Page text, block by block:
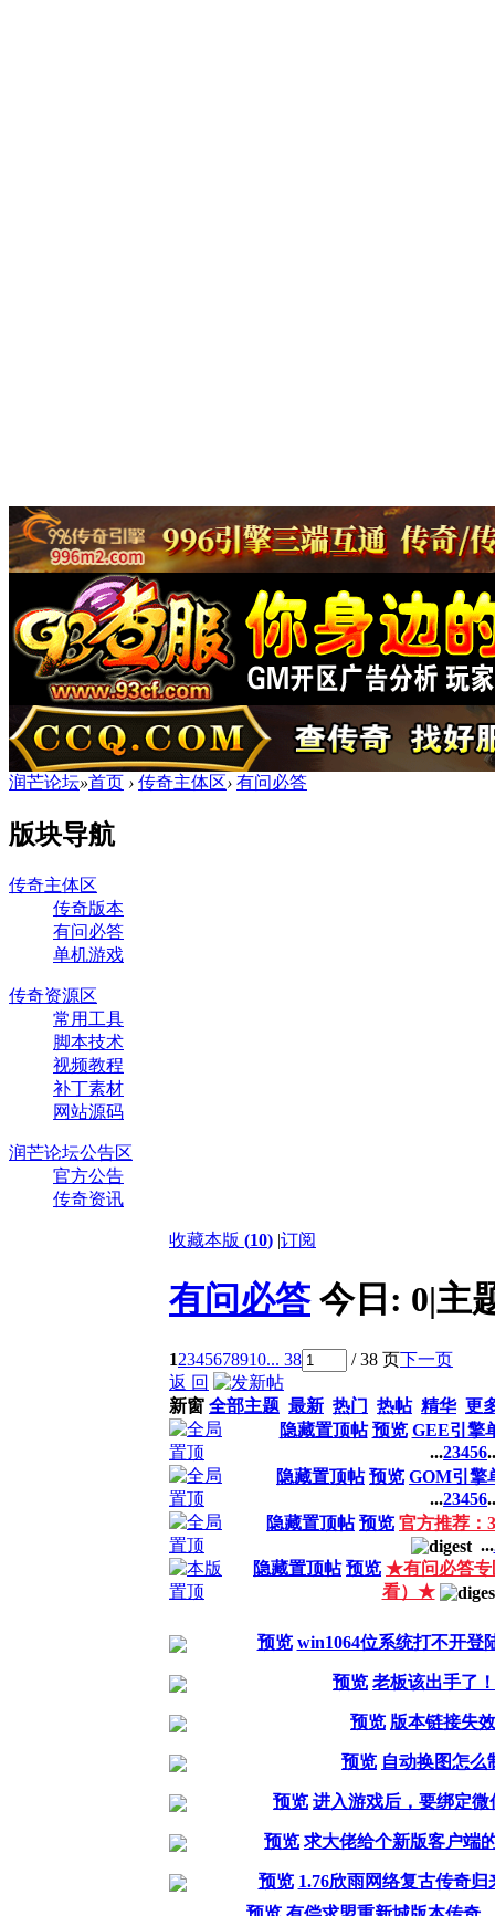
润芒论坛»首页 › 传奇主体区› 有问必答
版块导航
传奇主体区
传奇版本
有问必答
单机游戏
传奇资源区
常用工具
脚本技术
视频教程
补丁素材
网站源码
润芒论坛公告区
官方公告
传奇资讯
收藏本版 (10) |订阅
有问必答 今日: 0|主
12345678910... 38 / 38 页下一页
返 回
新窗 全部主题 最新 热门 热帖 精华 更
隐藏置顶帖 预览 GEE引擎
...23456..
隐藏置顶帖 预览 GOM引擎
...23456..
隐藏置顶帖 预览 官方推荐：
...
隐藏置顶帖 预览 ★有问必答专
看）★
预览 win1064位系统打不开登
预览 老板该出手了
预览 版本链接失
预览 自动换图怎么
预览 进入游戏后，要绑定
预览 求大佬给个新版客户端
预览 1.76欣雨网络复古传奇